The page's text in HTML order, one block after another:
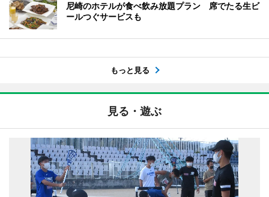
尼崎のホテルが食べ飲み放題プラン 席でたる生ビ
ールつぐサービスも
もっと見る
見る・遊ぶ